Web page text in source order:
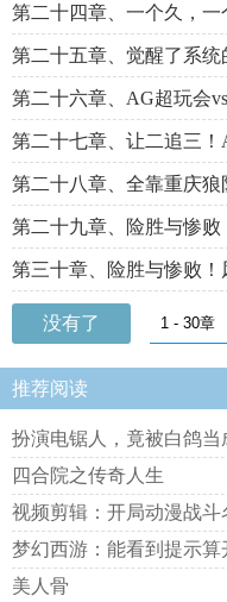
第二十四章、一个久，一
第二十五章、觉醒了系统
第二十六章、AG超玩会
第二十七章、让二追三
第二十八章、全靠重庆狼
第二十九章、险胜与惨败
第三十章、险胜与惨败！
没有了
推荐阅读
扮演电锯人，竟被白鸽当
赫者
四合院之传奇人生
视频剪辑：开局动漫战斗
面！
梦幻西游：能看到提示算
吗
美人骨